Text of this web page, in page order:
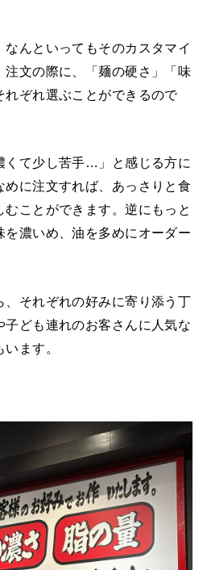
んといってもそのカスタマイ
注文の際に、「麺の硬さ」「味
れぞれ選ぶことができるので
くて少し苦手…」と感じる方に
めに注文すれば、あっさりと食
ことができます。逆にもっと
濃いめ、油を多めにオーダー
、それぞれの好みに寄り添う丁
ども連れのお客さんに人気な
ます。